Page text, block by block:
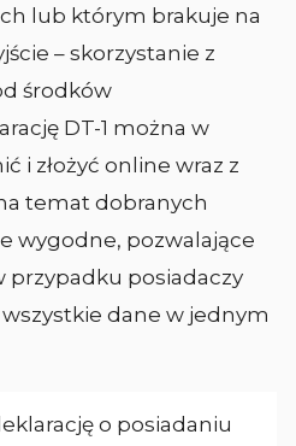
lub którym brakuje na
– skorzystanie z
środków
DT-1 można w
i złożyć online wraz z
temat dobranych
wygodne, pozwalające
przypadku posiadaczy
dane w jednym
o posiadaniu